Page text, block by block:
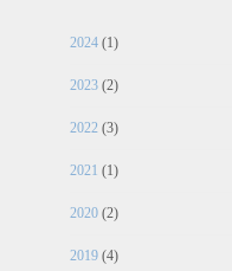
2024 (1)
2023 (2)
2022 (3)
2021 (1)
2020 (2)
2019 (4)